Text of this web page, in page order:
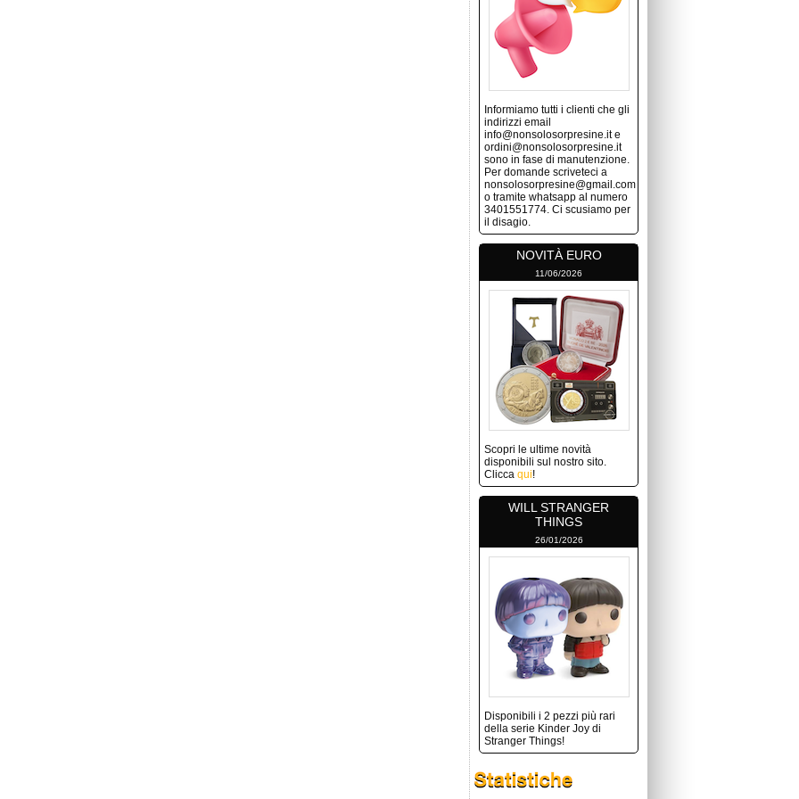
Informiamo tutti i clienti che gli
indirizzi email
info@nonsolosorpresine.it e
ordini@nonsolosorpresine.it
sono in fase di manutenzione.
Per domande scriveteci a
nonsolosorpresine@gmail.com
o tramite whatsapp al numero
3401551774. Ci scusiamo per
il disagio.
NOVITÀ EURO
11/06/2026
Scopri le ultime novità
disponibili sul nostro sito.
Clicca qui!
WILL STRANGER
THINGS
26/01/2026
Disponibili i 2 pezzi più rari
della serie Kinder Joy di
Stranger Things!